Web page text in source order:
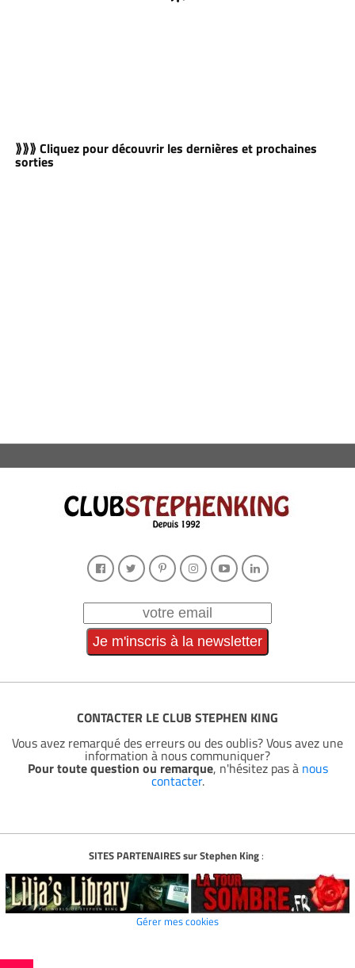
⟫⟫⟫ Cliquez pour découvrir les dernières et prochaines
sorties
CONTACTER LE CLUB STEPHEN KING
Vous avez remarqué des erreurs ou des oublis? Vous avez une
information à nous communiquer?
Pour toute question ou remarque, n'hésitez pas à nous
contacter.
SITES PARTENAIRES sur Stephen King:
Gérer mes cookies